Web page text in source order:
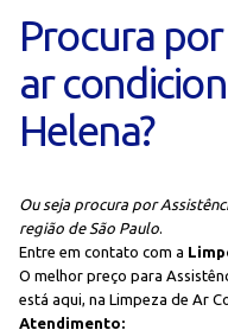
Procura
ar
Helena?
Ou seja procura por
região de São Paulo.
Entre em contato com a
O melhor preço para
está aqui, na Limpeza de Ar
Atendimento: